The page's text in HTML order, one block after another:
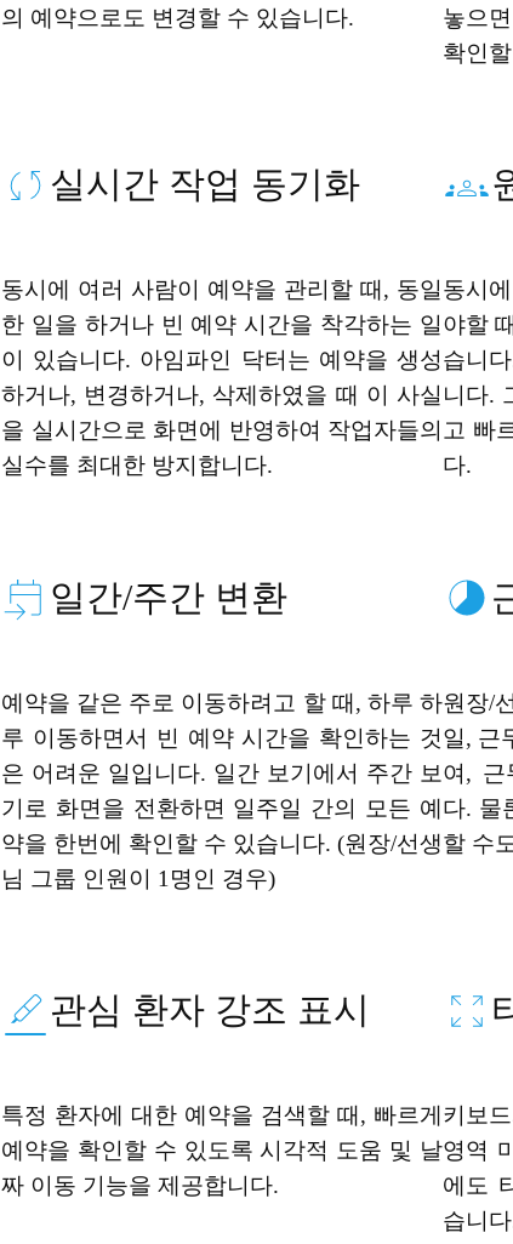
의 예약으로도 변경할 수 있습니다.
놓으
확인
실시간 작업 동기화
동시에 여러 사람이 예약을 관리할 때, 동일
한 일을 하거나 빈 예약 시간을 착각하는 일
이 있습니다. 아임파인 닥터는 예약을 생성
하거나, 변경하거나, 삭제하였을 때 이 사실
을 실시간으로 화면에 반영하여 작업자들의
실수를 최대한 방지합니다.
동시
야할
습니
니다.
고 빠
다.
일간/주간 변환
예약을 같은 주로 이동하려고 할 때, 하루 하
루 이동하면서 빈 예약 시간을 확인하는 것
은 어려운 일입니다. 일간 보기에서 주간 보
기로 화면을 전환하면 일주일 간의 모든 예
약을 한번에 확인할 수 있습니다. (원장/선생
님 그룹 인원이 1명인 경우)
원장/
일, 근
여, 근
다. 물
할 수
관심 환자 강조 표시
특정 환자에 대한 예약을 검색할 때, 빠르게
예약을 확인할 수 있도록 시각적 도움 및 날
짜 이동 기능을 제공합니다.
키보
영역
에도
습니